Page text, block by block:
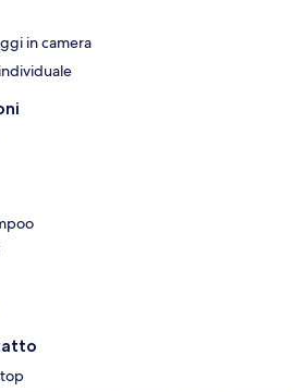
in camera